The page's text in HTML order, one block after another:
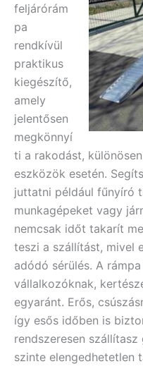
feljárórám
pa
rendkívül
praktikus
kiegészítő,
amely
jelentősen
megkönnyí
ti a rakodást,
eszközök esetén.
juttatni például fűnyíró
munkagépeket vagy
nemcsak időt takarít
teszi a szállítást, mivel
adódó sérülés. A
vállalkozóknak,
egyaránt. Erős,
így esős időben is
rendszeresen
szinte elengedhetetlen